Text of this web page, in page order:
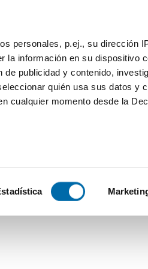
personales, p.ej., su dirección
la información en su dispositivo
publicidad y contenido,
quién usa sus datos y
cualquier momento desde la
buscar características
personales y establezca
Quartos Mais filtros - 1
banho